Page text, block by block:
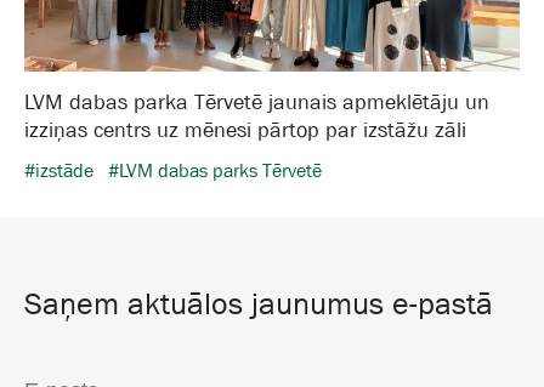
LVM dabas parka Tērvetē jaunais apmeklētāju un
izziņas centrs uz mēnesi pārtop par izstāžu zāli
#izstāde #LVM dabas parks Tērvetē
Saņem aktuālos jaunumus e-pastā